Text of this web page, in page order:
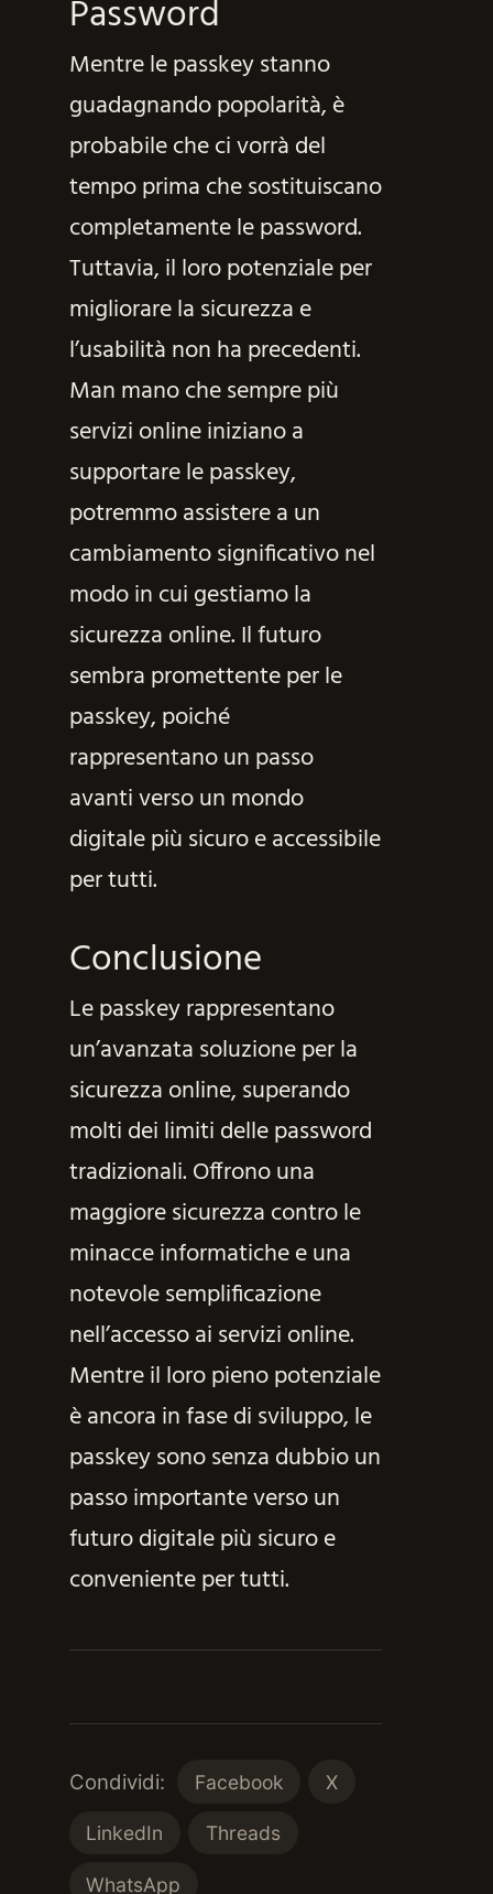
Password
Mentre le passkey stanno
guadagnando popolarità, è
probabile che ci vorrà del
tempo prima che sostituiscano
completamente le password.
Tuttavia, il loro potenziale per
migliorare la sicurezza e
l’usabilità non ha precedenti.
Man mano che sempre più
servizi online iniziano a
supportare le passkey,
potremmo assistere a un
cambiamento significativo nel
modo in cui gestiamo la
sicurezza online. Il futuro
sembra promettente per le
passkey, poiché
rappresentano un passo
avanti verso un mondo
digitale più sicuro e accessibile
per tutti.
Conclusione
Le passkey rappresentano
un’avanzata soluzione per la
sicurezza online, superando
molti dei limiti delle password
tradizionali. Offrono una
maggiore sicurezza contro le
minacce informatiche e una
notevole semplificazione
nell’accesso ai servizi online.
Mentre il loro pieno potenziale
è ancora in fase di sviluppo, le
passkey sono senza dubbio un
passo importante verso un
futuro digitale più sicuro e
conveniente per tutti.
Condividi: Facebook X
LinkedIn Threads
WhatsApp